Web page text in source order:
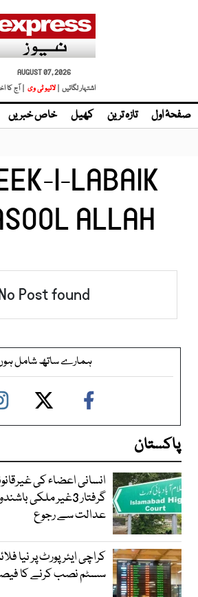
AUGUST 07, 2026
اشتہار لگائیں | لائیو ٹی وی | آج کا
صفحۂ اول تازہ ترین کھیل خاص خبریں
I-LABAIK
ALLAH
Post found
ہمارے ساتھ شامل
پاکستان
انسانی اعضاء کی
گرفتار 3غیر ملکی
عدالت سے رجوع
کراچی ایئرپورٹ پر نیا
سسٹم نصب کرنے کا